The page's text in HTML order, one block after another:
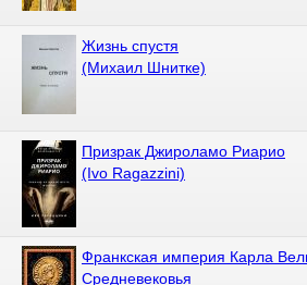
Жизнь спустя
(Михаил Шнитке)
Призрак Джироламо Риарио
(Ivo Ragazzini)
Франкская империя Карла
Средневековья